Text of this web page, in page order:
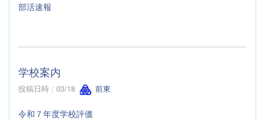
部活速報
学校案内
投稿日時 : 03/18 前東
令和７年度学校評価